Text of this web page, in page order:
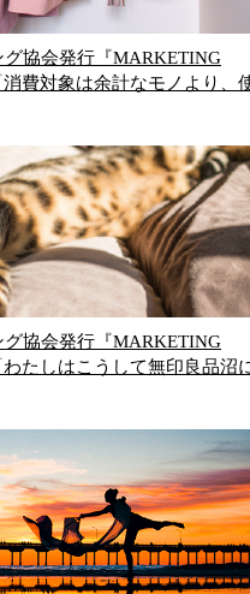
協会発行『MARKETING
費対象は余計なモノより、
協会発行『MARKETING
たしはこうして無印良品沼